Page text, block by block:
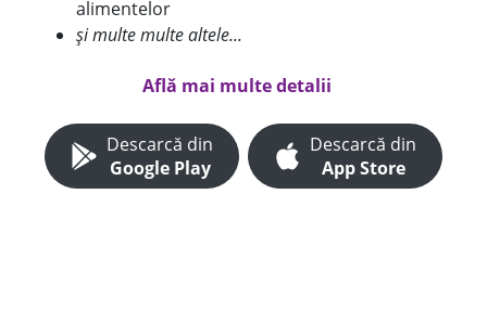
alimentelor
și multe multe altele...
Află mai multe detalii
Descarcă din
Google Play
Descarcă din
App Store